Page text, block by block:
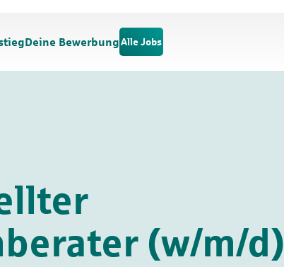
Deine Bewerbung Alle Jobs
(w/m/d)